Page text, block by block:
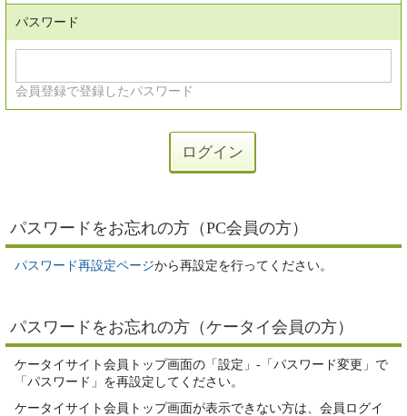
パスワード
会員登録で登録したパスワード
パスワードをお忘れの方（PC会員の方）
パスワード再設定ページから再設定を行ってください。
パスワードをお忘れの方（ケータイ会員の方）
ケータイサイト会員トップ画面の「設定」-「パスワード変更」で
「パスワード」を再設定してください。
ケータイサイト会員トップ画面が表示できない方は、会員ログイ